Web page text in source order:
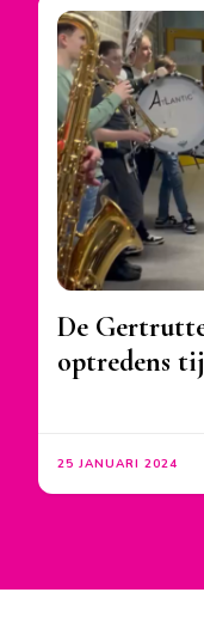
De
optredens
25 JANUARI 2024